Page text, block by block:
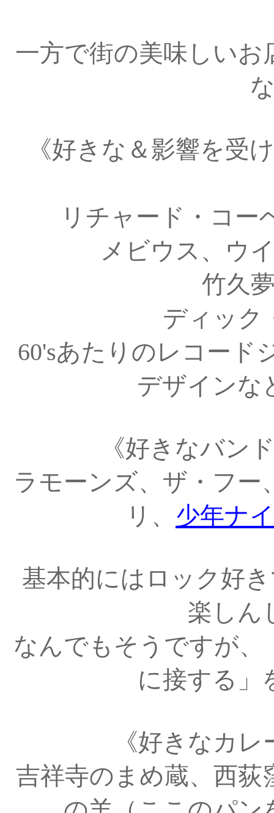
一方で街の美味しい
《好きな＆影響を受
リチャード・コー
メビウス、ウ
竹久
ディック
60'sあたりのレコード
デザインな
《好きなバン
ラモーンズ、ザ・フ
リ、 少年ナ
基本的にはロック好
楽しん
なんでもそうですが
に接する」
《好きなカ
吉祥寺のまめ蔵、西荻